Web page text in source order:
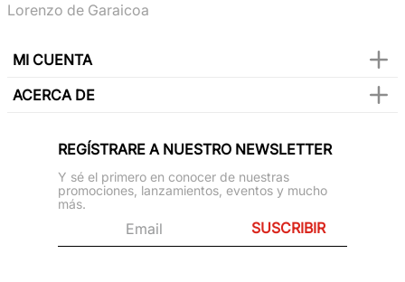
Lorenzo de Garaicoa
MI CUENTA
ACERCA DE
REGÍSTRARE A NUESTRO NEWSLETTER
Y sé el primero en conocer de nuestras
promociones, lanzamientos, eventos y mucho
más.
SUSCRIBIR